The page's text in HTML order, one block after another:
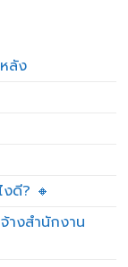
ลัง
ดี? 🔸
างสำนักงาน